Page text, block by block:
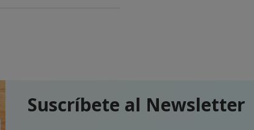
Suscríbete al Newsletter